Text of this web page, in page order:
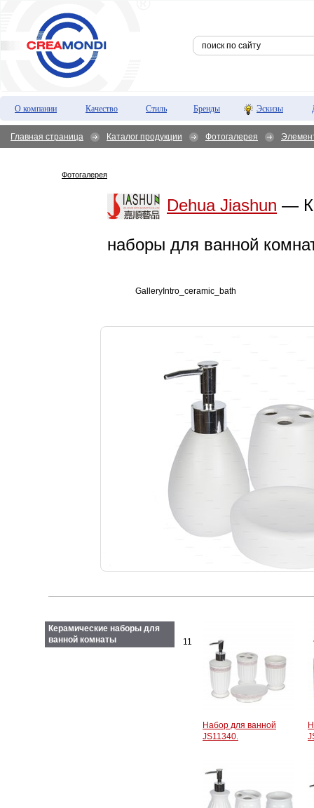
О компании Качество Стиль Бренды Эскизы
Главная страница Каталог продукции Фотогалерея
Фотогалерея
Dehua Jiashun —
наборы для ванной
GalleryIntro_ceramic_bath
Керамические наборы для
ванной комнаты
11
Набор для ванной
JS11340.